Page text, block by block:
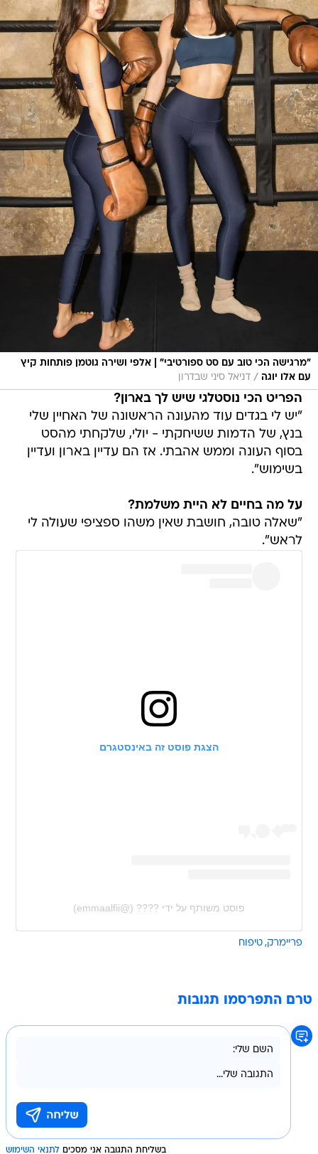
"מרגישה הכי טוב עם סט ספורטיבי" | אלפי ושירה גוטמן פותחות קיץ
עם אלו יוגה / דניאל סיני שבדרון
הפריט הכי נוסטלגי שיש לך בארון?
"יש לי בגדים עוד מהעונה הראשונה של האחיין שלי
בנץ, של הדמות ששיחקתי - יולי, שלקחתי מהסט
בסוף העונה וממש אהבתי. אז הם עדיין בארון ועדיין
בשימוש".
על מה בחיים לא היית משלמת?
"שאלה טובה, חושבת שאין משהו ספציפי שעולה לי
לראש".
הצגת פוסט זה באינסטגרם
פוסט משותף על ידי ‏‎????‎‏ (@‏‎emmaalfii‎‏)
פריימרק טיפוח
טרם התפרסמו תגובות
בשליחת התגובה אני מסכים לתנאי השימוש